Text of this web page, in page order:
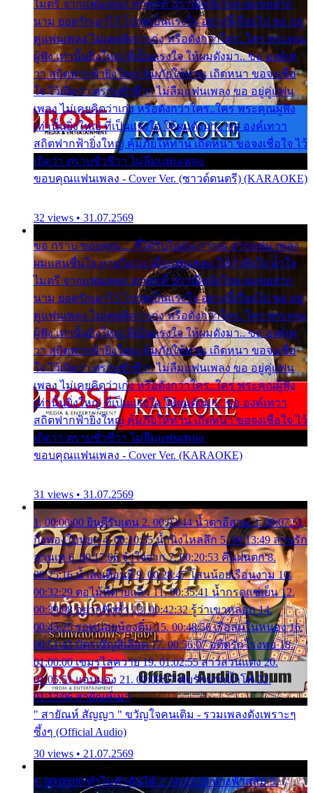
ไมตรี จากแฟนเพลง ทุกทุกที่ ปราณีหลั่งไหล ผมขอฝาก
นาม ยอดรักเอาไว้ โปรดเป็นแรงใจ อย่างนี้เรื่อยไป ขอ อยู่
คู่แฟนเพลง ไม่เคยคิดว่าเก่ง หรือดังกว่าใคร..ใคร พระคุณ
ผู้ฟัง เท่านั้นยิ่งใหญ่ ที่เป็นแรงใจ ให้ผมดังมา.. ขอ องค์เท
วา สถิตฟากฟ้ายิ่งใหญ่ คุ้มภัยให้ท่าน เถิดหนา ขอจงเชื่อ
ใจ ไว้เถิดว่า ตราบชั่วชีวา ไม่ลืมแฟนเพลง ขอ อยู่คู่แฟน
เพลง ไม่เคยคิดว่าเก่ง หรือดังกว่าใคร..ใคร พระคุณผู้ฟัง
เท่านั้นยิ่งใหญ่ ที่เป็นแรงใจ ให้ผมดังมา.. ขอ องค์เทวา
สถิตฟากฟ้ายิ่งใหญ่ คุ้มภัยให้ท่าน เถิดหนา ขอจงเชื่อใจ ไว้
เถิดว่า ตราบชั่วชีวา ไม่ลืมแฟนเพลง
ขอบคุณแฟนเพลง - Cover Ver. (ซาวด์ดนตรี) (KARAOKE)
32 views • 31.07.2569
ขอ กราบ ขอบคุณ.... ที่ได้รับไออุ่น การุณ จากแฟน เพลง
ผมแสนชื่นใจ หายวังเวง เมื่อแฟนเพลง ให้กำลังใจ น้ำใจ
ไมตรี จากแฟนเพลง ทุกทุกที่ ปราณีหลั่งไหล ผมขอฝาก
นาม ยอดรักเอาไว้ โปรดเป็นแรงใจ อย่างนี้เรื่อยไป ขอ อยู่
คู่แฟนเพลง ไม่เคยคิดว่าเก่ง หรือดังกว่าใคร..ใคร พระคุณ
ผู้ฟัง เท่านั้นยิ่งใหญ่ ที่เป็นแรงใจ ให้ผมดังมา.. ขอ องค์เท
วา สถิตฟากฟ้ายิ่งใหญ่ คุ้มภัยให้ท่าน เถิดหนา ขอจงเชื่อ
ใจ ไว้เถิดว่า ตราบชั่วชีวา ไม่ลืมแฟนเพลง ขอ อยู่คู่แฟน
เพลง ไม่เคยคิดว่าเก่ง หรือดังกว่าใคร..ใคร พระคุณผู้ฟัง
เท่านั้นยิ่งใหญ่ ที่เป็นแรงใจ ให้ผมดังมา.. ขอ องค์เทวา
สถิตฟากฟ้ายิ่งใหญ่ คุ้มภัยให้ท่าน เถิดหนา ขอจงเชื่อใจ ไว้
เถิดว่า ตราบชั่วชีวา ไม่ลืมแฟนเพลง
ขอบคุณแฟนเพลง - Cover Ver. (KARAOKE)
31 views • 31.07.2569
1. 00:00:00 ยินดีรับเดน 2. 00:03:44 น้ำตาอีสาน 3. 00:07:51
กิ่งทองใบหยก 4. 00:10:35 น้ำนิ่งไหลลึก 5. 00:13:49 ลานรัก
ลานเท 6. 00:17:06 จำใจจาก 7. 00:20:53 คืนฝนตก 8.
00:25:16 น้ำลงเดือนยี่ 9. 00:28:47 โสนน้อยเรือนงาม 10.
00:32:29 ตอไม้ที่ตายแล้ว 11. 00:35:41 น้ำกรดแช่เย็น 12.
00:39:08 อยากฟังซ้ำ 13. 00:42:32 รู้ว่าเขาหลอก 14.
00:45:25 รอหน่อยน้องติ๋ม 15. 00:48:56 เรือล่มในหนอง 16.
00:51:43 บัตรเชิญสีเลือด 17. 00:56:07 อดีตรักโรงทอ 18.
01:00:00 เขมรไล่ควาย 19. 01:02:55 สาวสวนแตง 20.
01:05:51 แอบมอง 21. 01:09:27 พบรักปากน้ำโพ 22.
01:13:06 สายัณห์เมา
" สายัณห์ สัญญา " ขวัญใจคนเดิม - รวมเพลงดังเพราะๆ
ซึ้งๆ (Official Audio)
30 views • 21.07.2569
1. 00:00:00 ทำไมทำฉันได้ 2. 00:03:20 นางฟ้าสลัม 3.